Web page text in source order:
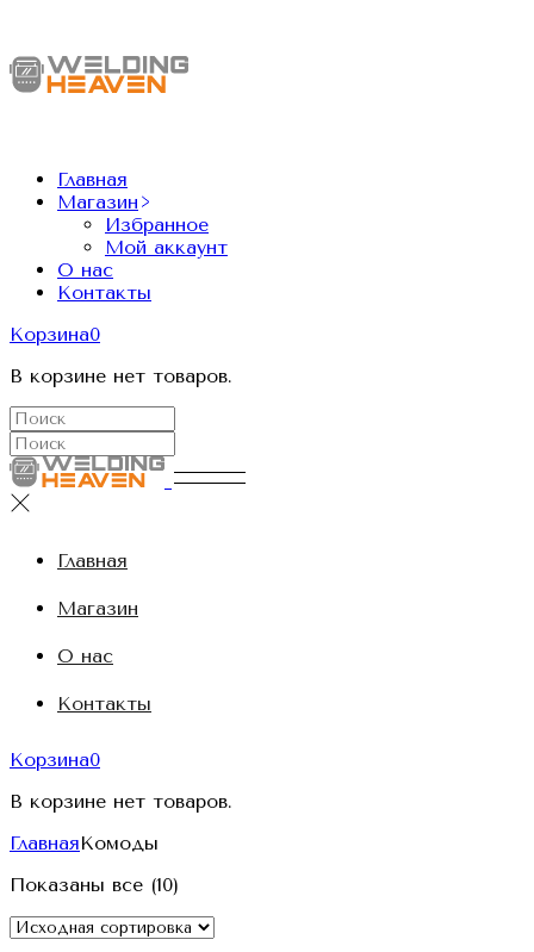
Главная
Магазин
Избранное
Мой аккаунт
О нас
Контакты
Корзина0
В корзине нет товаров.
Главная
Магазин
О нас
Контакты
Корзина0
В корзине нет товаров.
ГлавнаяКомоды
Показаны все (10)